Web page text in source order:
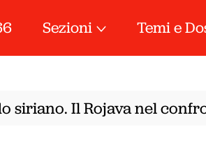
Sezioni Temi e
Il Rojava nel